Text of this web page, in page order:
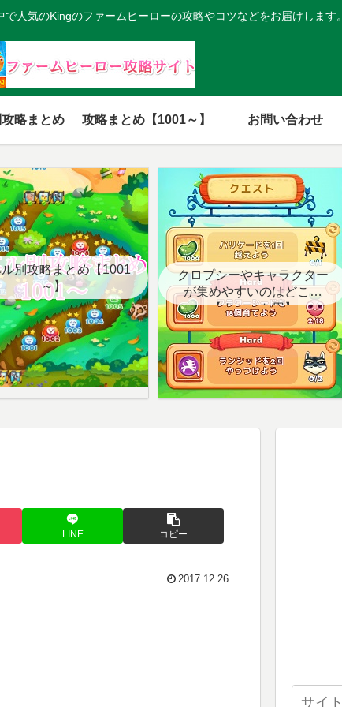
人気のKingのファームヒーローの攻略やコツなどをお届けします。
略まとめ 攻略まとめ【1001～】 お問い合わせ
別攻略まとめ【1001
～】
クロプシーやキャラクター
が集めやすいのはどこ？
【クエスト用】
LINE コピー
2017.12.26